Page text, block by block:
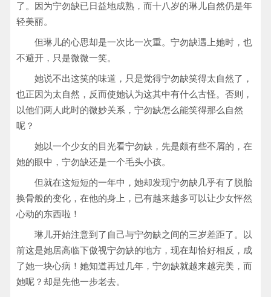
了。因为宁勿缺已日益地成熟，而十八岁的琳儿自然仍是年
轻美丽。
但琳儿的心思却是一次比一次重。宁勿缺遇上她时，也
不避开，只是微微一笑。
她说不出这笑的味道，只是觉得宁勿缺笑得太自然了，
也正因为太自然，反而使她认为这其中有什么古怪。否则，
以他们两人此时的微妙关系，宁勿缺怎么能笑得那么自然
呢？
她以一个少女的目光看宁勿缺，先是颇有些不屑的，在
她的眼中，宁勿缺还是一个毛头小孩。
但就在这短短的一年中，她却发现宁勿缺几乎有了脱胎
换骨般的变化，在他的身上，已有越来越多可以让少女怦然
心动的东西啦！
琳儿开始注意到了自己与宁勿缺之间的三岁差距了。以
前这是她居高临下傲视宁勿缺的地方，现在却恰好相反，成
了她一块心病！她知道再过几年，宁勿缺就越来越完美，而
她呢？却是先他一步老去。